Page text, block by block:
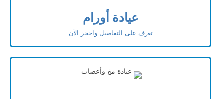
عيادة أورام
تعرف على التفاصيل واحجز الآن